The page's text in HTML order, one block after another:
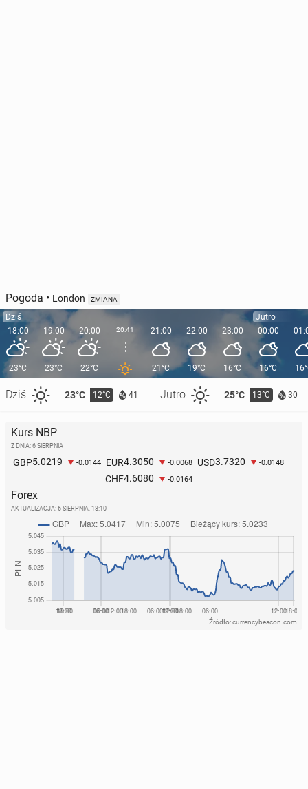
Pogoda • London ZMIANA
Dziś
18:00
23°C
Dziś 23°C 12°C 41 Jutro 25°C 13°C 30
19:00
23°C
20:00
22°C
20:41 21:00
21°C
22:00
19°C
23:00
16°C
Jutro
00:00
16°C
Kurs NBP
Z DNIA: 6 SIERPNIA
GBP5.0219 -0.0144 EUR4.3050 -0.0068 USD3.7320 -0.0148
CHF4.6080 -0.0164
Forex
AKTUALIZACJA: 6 SIERPNIA, 18:10
Źródło: currencybeacon.com